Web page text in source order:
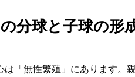
分球と子球の形
は「無性繁殖」にあります。